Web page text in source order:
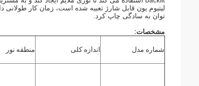
لیتیوم یون قابل شارژ تعبیه شده است، زمان کار
توان به سادگی چاپ کرد.
مشخصات:
شماره مدل اندازه کلی منطقه نور